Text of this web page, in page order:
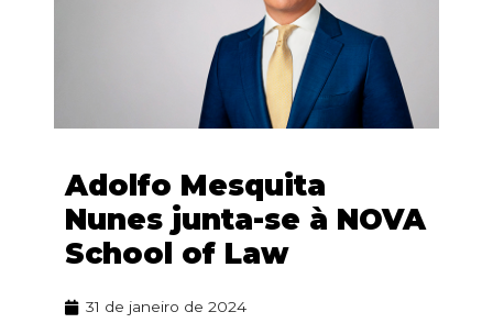
Adolfo Mesquita
Nunes junta-se à NOVA
School of Law
31 de janeiro de 2024